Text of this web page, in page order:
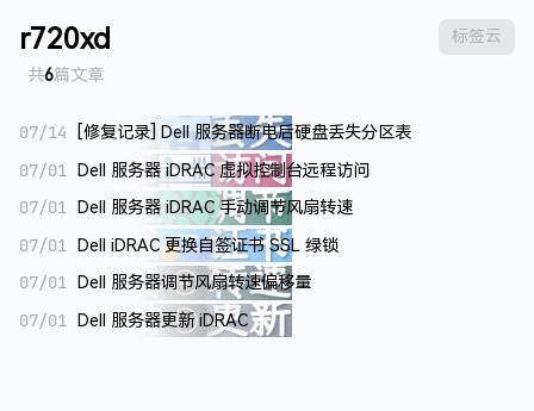
标签云
r720xd
共6篇文章
07/14 [修复记录] Dell 服务器断电后硬盘丢失分区表
07/01 Dell 服务器 iDRAC 虚拟控制台远程访问
07/01 Dell 服务器 iDRAC 手动调节风扇转速
07/01 Dell iDRAC 更换自签证书 SSL 绿锁
07/01 Dell 服务器调节风扇转速偏移量
07/01 Dell 服务器更新 iDRAC